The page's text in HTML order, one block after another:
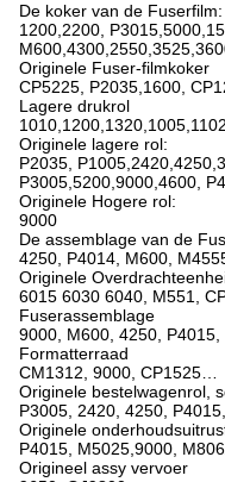
De koker van de Fuserfilm:
1200,2200,
Originele Fuser-filmkoker
CP5225, P2035,1600,
Lagere drukrol
Originele lagere rol:
P2035,
P3005,5200,9000,4600,
Originele Hogere rol:
9000
De assemblage van de
4250, P4014, M600,
Originele
6015 6030 6040, M551,
Fuserassemblage
9000, M600, 4250,
Formatterraad
CM1312, 9000, CP1525…
Originele bestelwagenrol,
P3005, 2420, 4250,
Originele
P4015, M5025,9000,
Origineel assy vervoer